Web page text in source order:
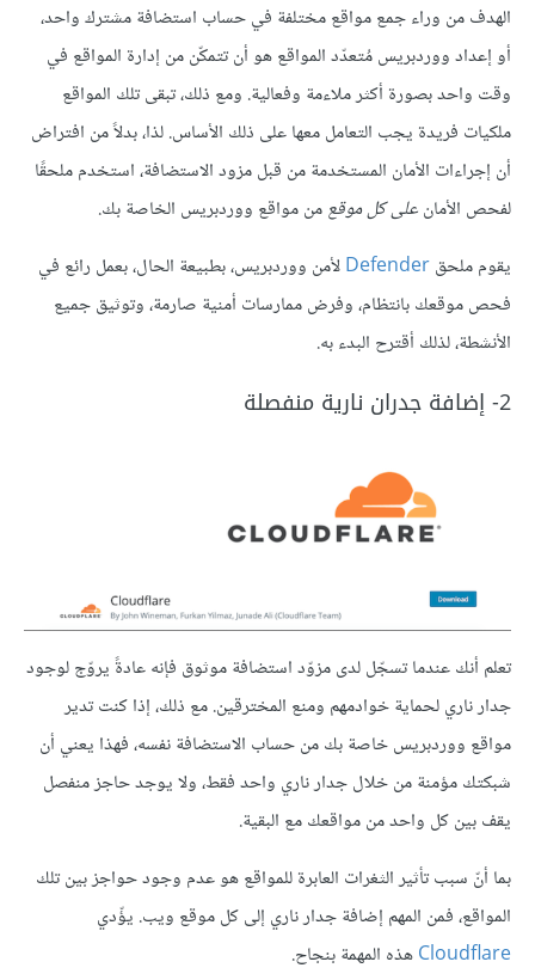
الهدف من وراء جمع مواقع مختلفة في حساب استضافة مشترك واحد،
أو إعداد ووردبريس مُتعدّد المواقع هو أن تتمكّن من إدارة المواقع في
وقت واحد بصورة أكثر ملاءمة وفعالية. ومع ذلك، تبقى تلك المواقع
ملكيات فريدة يجب التعامل معها على ذلك الأساس. لذا، بدلاً من افتراض
أن إجراءات الأمان المستخدمة من قبل مزود الاستضافة، استخدم ملحقًا
لفحص الأمانعلى كل موقعمن مواقع ووردبريس الخاصة بك.
يقوم ملحقDefenderلأمن ووردبريس، بطبيعة الحال، بعمل رائع في
فحص موقعك بانتظام، وفرض ممارسات أمنية صارمة، وتوثيق جميع
الأنشطة، لذلك أقترح البدء به.
2- إضافة جدران نارية منفصلة
تعلم أنك عندما تسجّل لدى مزوّد استضافة موثوق فإنه عادةً يروّج لوجود
جدار ناري لحماية خوادمهم ومنع المخترقين. مع ذلك، إذا كنت تدير
مواقع ووردبريس خاصة بك من حساب الاستضافة نفسه، فهذا يعني أن
شبكتك مؤمنة من خلال جدار ناري واحد فقط، ولا يوجد حاجز منفصل
يقف بين كل واحد من مواقعك مع البقية.
بما أنّ سبب تأثير الثغرات العابرة للمواقع هو عدم وجود حواجز بين تلك
المواقع، فمن المهم إضافة جدار ناري إلى كل موقع ويب. يؤّدي
Cloudflareهذه المهمة بنجاح.